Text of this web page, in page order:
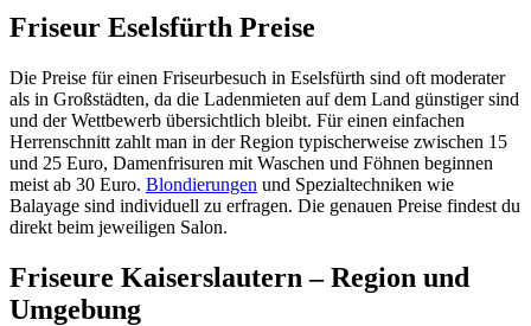
Friseur Eselsfürth Preise
Die Preise für einen Friseurbesuch in Eselsfürth sind oft moderater
als in Großstädten, da die Ladenmieten auf dem Land günstiger sind
und der Wettbewerb übersichtlich bleibt. Für einen einfachen
Herrenschnitt zahlt man in der Region typischerweise zwischen 15
und 25 Euro, Damenfrisuren mit Waschen und Föhnen beginnen
meist ab 30 Euro. Blondierungen und Spezialtechniken wie
Balayage sind individuell zu erfragen. Die genauen Preise findest du
direkt beim jeweiligen Salon.
Friseure Kaiserslautern – Region und
Umgebung